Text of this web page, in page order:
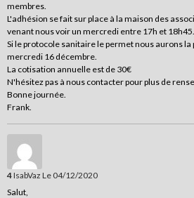
membres.
L'adhésion se fait sur place à la maison des
venant nous voir un mercredi entre 17h et 18h45.
Si le protocole sanitaire le permet nous aurons
mercredi 16 décembre.
La cotisation annuelle est de 30€
N'hésitez pas à nous contacter pour plus de
Bonne journée.
Frank.
4IsabVaz Le 04/12/2020
Salut,